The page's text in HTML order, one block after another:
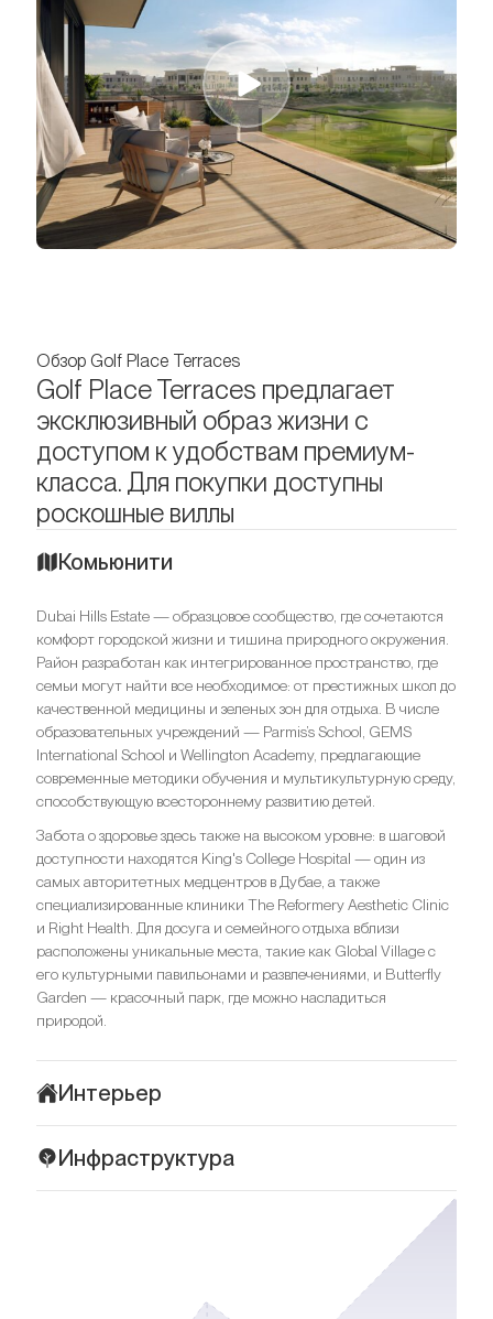
Обзор Golf Place Terraces
Golf Place Terraces предлагает
эксклюзивный образ жизни с
доступом к удобствам премиум-
класса. Для покупки доступны
роскошные виллы
Комьюнити
Dubai Hills Estate — образцовое сообщество, где сочетаются
комфорт городской жизни и тишина природного окружения.
Район разработан как интегрированное пространство, где
семьи могут найти все необходимое: от престижных школ до
качественной медицины и зеленых зон для отдыха. В числе
образовательных учреждений — Parmis’s School, GEMS
International School и Wellington Academy, предлагающие
современные методики обучения и мультикультурную среду,
способствующую всестороннему развитию детей.
Забота о здоровье здесь также на высоком уровне: в шаговой
доступности находятся King's College Hospital — один из
самых авторитетных медцентров в Дубае, а также
специализированные клиники The Reformery Aesthetic Clinic
и Right Health. Для досуга и семейного отдыха вблизи
расположены уникальные места, такие как Global Village с
его культурными павильонами и развлечениями, и Butterfly
Garden — красочный парк, где можно насладиться
природой.
Интерьер
спокойной и элегантной роскоши, в которой каждый
естественным светом и визуально объединяют внутреннее
пространство с окружающим зеленым ландшафтом. Дизайн
выполнен в светлой, сдержанной палитре — оттенки белого,
серого и бежевого создают нейтральный фон для тонких
Инфраструктура
Dubai Hills Estate. Этот жилой кластер буквально утопает в
зелени, а из окон открываются впечатляющие виды на поля
для гольфа, что придает жизни в комьюнити ощущение